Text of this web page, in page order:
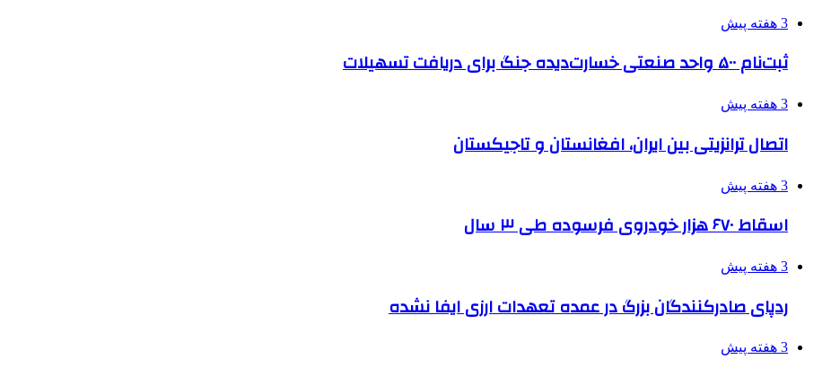
3 هفته پیش
ثبت‌نام ۵۰۰ واحد صنعتی خسارت‌دیده جنگ برای دریافت تسهیلات
3 هفته پیش
اتصال ترانزیتی بین ایران، افغانستان و تاجیکستان
3 هفته پیش
اسقاط ۶۷۰ هزار خودروی فرسوده طی ۳ سال
3 هفته پیش
ردپای صادرکنندگان بزرگ در عمده تعهدات ارزی ایفا نشده
3 هفته پیش